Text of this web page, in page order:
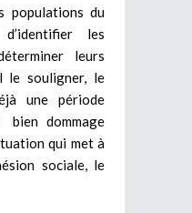
populations du
les
leurs
le souligner, le
une période
dommage
qui met à
sociale, le